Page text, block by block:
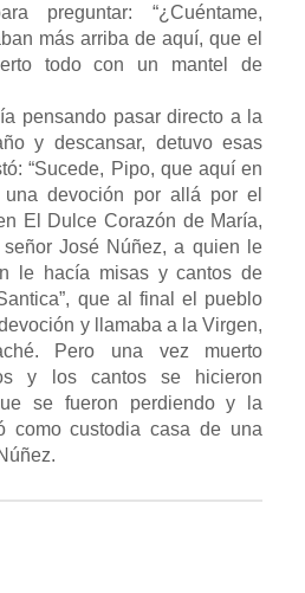
preguntar: “¿Cuéntame,
más arriba de aquí, que el
todo con un mantel de
pensando pasar directo a la
y descansar, detuvo esas
“Sucede, Pipo, que aquí en
una devoción por allá por el
El Dulce Corazón de María,
José Núñez, a quien le
le hacía misas y cantos de
que al final el pueblo
y llamaba a la Virgen,
Pero una vez muerto
y los cantos se hicieron
se fueron perdiendo y la
como custodia casa de una